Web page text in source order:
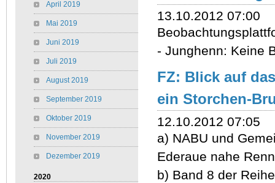
April 2019
Mai 2019
Juni 2019
Juli 2019
August 2019
September 2019
Oktober 2019
November 2019
Dezember 2019
2020
13.10.2012 07:00
- Junghenn: Keine
FZ: Blick auf
ein Storchen-
12.10.2012 07:05
a) NABU und
Ederaue nahe
b) Band 8 der